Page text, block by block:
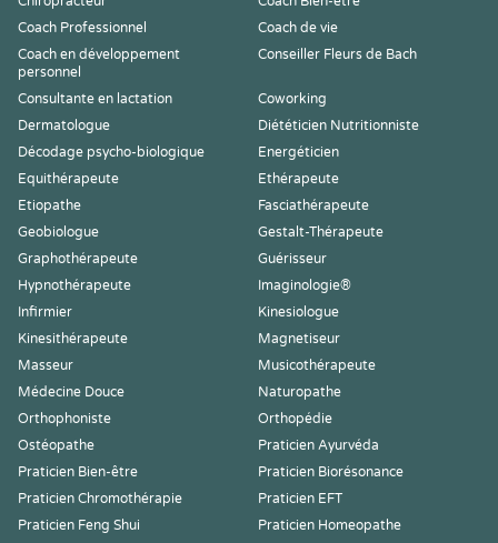
Coach Professionnel
Coach de vie
Coach en développement
personnel
Conseiller Fleurs de Bach
Consultante en lactation
Coworking
Dermatologue
Diététicien Nutritionniste
Décodage psycho-biologique
Energéticien
Equithérapeute
Ethérapeute
Etiopathe
Fasciathérapeute
Geobiologue
Gestalt-Thérapeute
Graphothérapeute
Guérisseur
Hypnothérapeute
Imaginologie®
Infirmier
Kinesiologue
Kinesithérapeute
Magnetiseur
Masseur
Musicothérapeute
Médecine Douce
Naturopathe
Orthophoniste
Orthopédie
Ostéopathe
Praticien Ayurvéda
Praticien Bien-être
Praticien Biorésonance
Praticien Chromothérapie
Praticien EFT
Praticien Feng Shui
Praticien Homeopathe